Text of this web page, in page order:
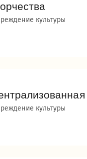
культуры
культуры